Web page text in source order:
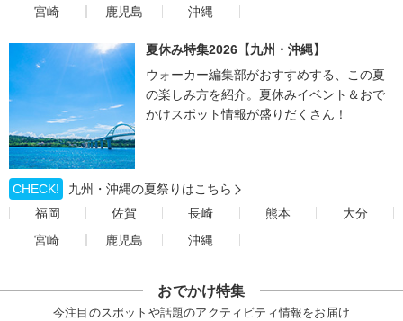
宮崎
鹿児島 沖縄
夏休み特集2026【九州・沖縄】
ウォーカー編集部がおすすめする、この夏
の楽しみ方を紹介。夏休みイベント＆おで
かけスポット情報が盛りだくさん！
CHECK!
九州・沖縄の夏祭りはこちら
福岡
佐賀 長崎 熊本
大分
宮崎
鹿児島 沖縄
おでかけ特集
今注目のスポットや話題のアクティビティ情報をお届け